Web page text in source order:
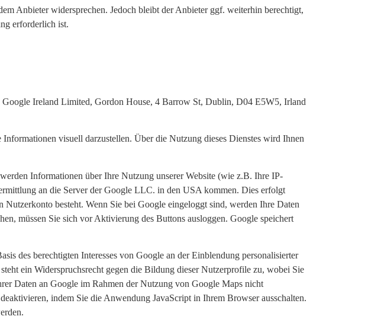
Anbieter widersprechen. Jedoch bleibt der Anbieter ggf. weiterhin berechtigt,
erforderlich ist.
Ireland Limited, Gordon House, 4 Barrow St, Dublin, D04 E5W5, Irland
visuell darzustellen. Über die Nutzung dieses Dienstes wird Ihnen
Informationen über Ihre Nutzung unserer Website (wie z.B. Ihre IP-
an die Server der Google LLC. in den USA kommen. Dies erfolgt
besteht. Wenn Sie bei Google eingeloggt sind, werden Ihre Daten
müssen Sie sich vor Aktivierung des Buttons ausloggen. Google speichert
des berechtigten Interesses von Google an der Einblendung personalisierter
ein Widerspruchsrecht gegen die Bildung dieser Nutzerprofile zu, wobei Sie
Daten an Google im Rahmen der Nutzung von Google Maps nicht
indem Sie die Anwendung JavaScript in Ihrem Browser ausschalten.